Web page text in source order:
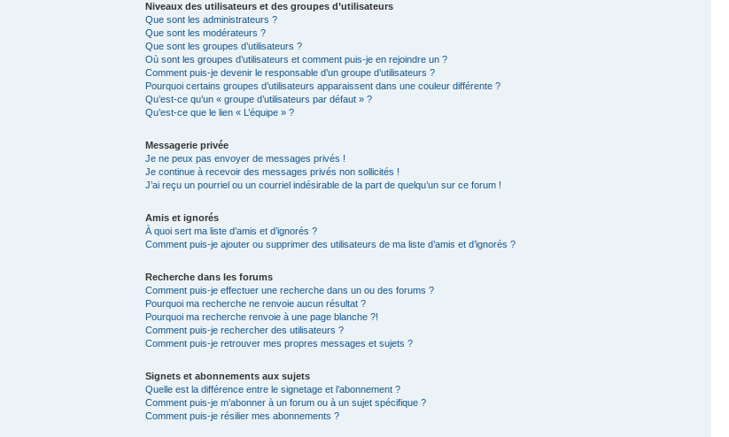
Niveaux des utilisateurs et des groupes d’utilisateurs
Que sont les administrateurs ?
Que sont les modérateurs ?
Que sont les groupes d’utilisateurs ?
Où sont les groupes d’utilisateurs et comment puis-je en rejoindre un ?
Comment puis-je devenir le responsable d’un groupe d’utilisateurs ?
Pourquoi certains groupes d’utilisateurs apparaissent dans une couleur différente ?
Qu’est-ce qu’un « groupe d’utilisateurs par défaut » ?
Qu’est-ce que le lien « L’équipe » ?
Messagerie privée
Je ne peux pas envoyer de messages privés !
Je continue à recevoir des messages privés non sollicités !
J’ai reçu un pourriel ou un courriel indésirable de la part de quelqu’un sur ce forum !
Amis et ignorés
À quoi sert ma liste d’amis et d’ignorés ?
Comment puis-je ajouter ou supprimer des utilisateurs de ma liste d’amis et d’ignorés ?
Recherche dans les forums
Comment puis-je effectuer une recherche dans un ou des forums ?
Pourquoi ma recherche ne renvoie aucun résultat ?
Pourquoi ma recherche renvoie à une page blanche ?!
Comment puis-je rechercher des utilisateurs ?
Comment puis-je retrouver mes propres messages et sujets ?
Signets et abonnements aux sujets
Quelle est la différence entre le signetage et l’abonnement ?
Comment puis-je m’abonner à un forum ou à un sujet spécifique ?
Comment puis-je résilier mes abonnements ?